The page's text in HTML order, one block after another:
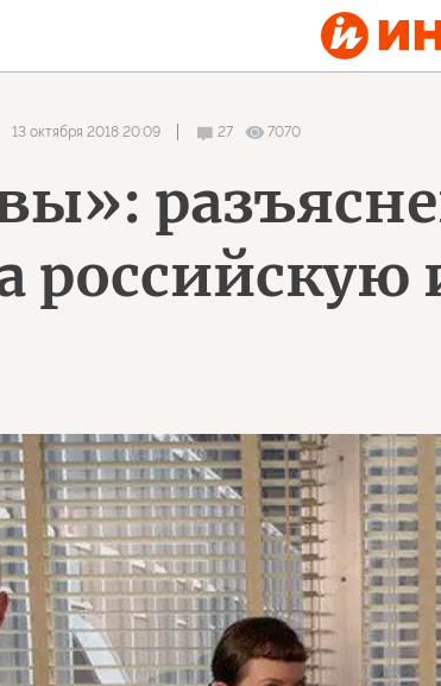
13 октября 2018 20:09 27 7070
российскую